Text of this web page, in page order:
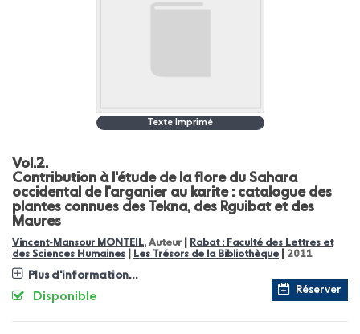
Texte Imprimé
Vol.2.
Contribution à l'étude de la flore du Sahara
occidental de l'arganier au karite : catalogue des
plantes connues des Tekna, des Rguibat et des
Maures
Vincent-Mansour MONTEIL, Auteur
Rabat : Faculté des Lettres et
des Sciences Humaines
Les Trésors de la Bibliothèque 2011
Plus d'information...
Réserver
Disponible